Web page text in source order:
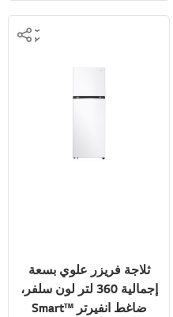
ثلاجة فريزر علوي بسعة
إجمالية 360 لتر لون سلفر،
ضاغط انفيرتر ™Smart